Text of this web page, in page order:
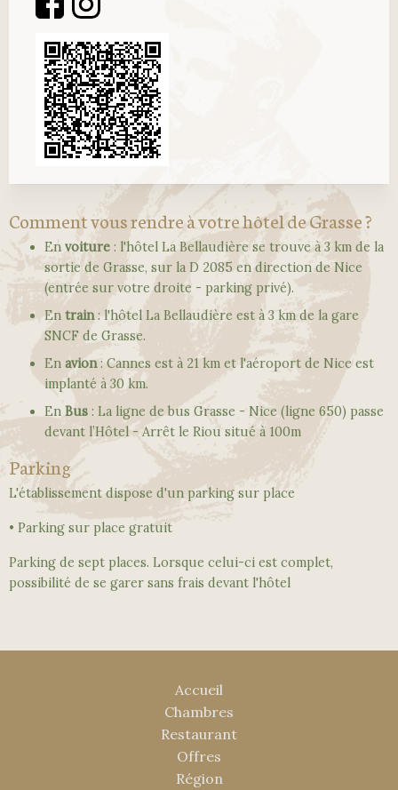
Comment vous rendre à votre hôtel de Grasse ?
En voiture : l'hôtel La Bellaudière se trouve à 3 km de la
sortie de Grasse, sur la D 2085 en direction de Nice
(entrée sur votre droite - parking privé).
En train: l'hôtel La Bellaudière est à 3 km de la gare
SNCF de Grasse.
En avion: Cannes est à 21 km et l'aéroport de Nice est
implanté à 30 km.
En Bus : La ligne de bus Grasse - Nice (ligne 650) passe
devant l’Hôtel - Arrêt le Riou situé à 100m
Parking
L'établissement dispose d'un parking sur place
• Parking sur place gratuit
Parking de sept places. Lorsque celui-ci est complet,
possibilité de se garer sans frais devant l'hôtel
Accueil
Chambres
Restaurant
Offres
Région